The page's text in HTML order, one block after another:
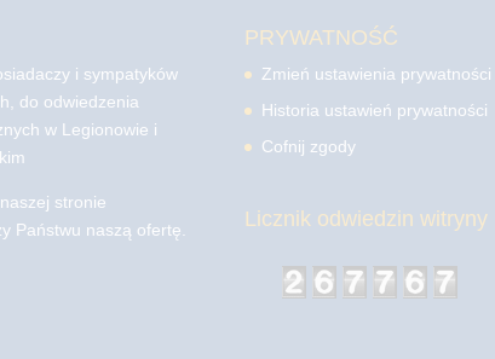
i sympatyków
do odwiedzenia
w Legionowie i
stronie
Państwu naszą ofertę.
PRYWATNOŚĆ
Zmień ustawienia prywatności
Historia ustawień prywatności
Cofnij zgody
Licznik odwiedzin witryny